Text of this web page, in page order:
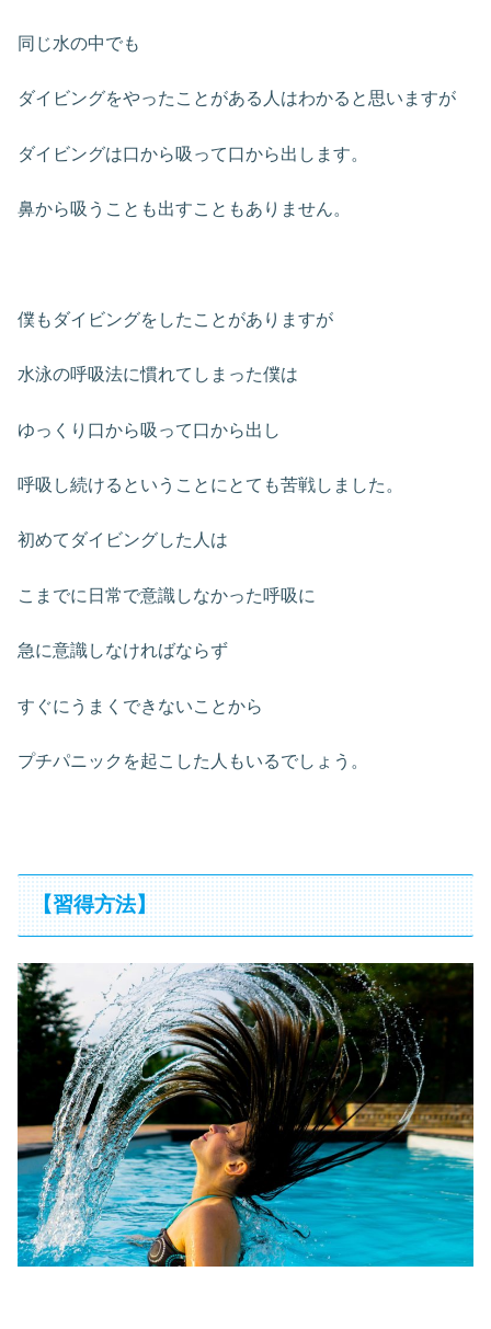
同じ水の中でも
ダイビングをやったことがある人はわかると思いますが
ダイビングは口から吸って口から出します。
鼻から吸うことも出すこともありません。
僕もダイビングをしたことがありますが
水泳の呼吸法に慣れてしまった僕は
ゆっくり口から吸って口から出し
呼吸し続けるということにとても苦戦しました。
初めてダイビングした人は
こまでに日常で意識しなかった呼吸に
急に意識しなければならず
すぐにうまくできないことから
プチパニックを起こした人もいるでしょう。
【習得方法】